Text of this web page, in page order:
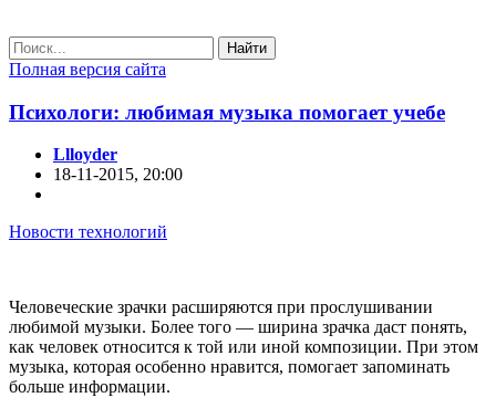
Найти
Полная версия сайта
Психологи: любимая музыка помогает учебе
Llloyder
18-11-2015, 20:00
Новости технологий
Человеческие зрачки расширяются при прослушивании
любимой музыки. Более того — ширина зрачка даст понять,
как человек относится к той или иной композиции. При этом
музыка, которая особенно нравится, помогает запоминать
больше информации.